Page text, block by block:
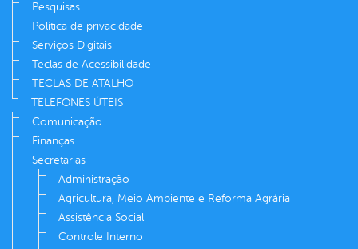
Pesquisas
Política de privacidade
Serviços Digitais
Teclas de Acessibilidade
TECLAS DE ATALHO
TELEFONES ÚTEIS
Comunicação
Finanças
Secretarias
Administração
Agricultura, Meio Ambiente e Reforma Agrária
Assistência Social
Controle Interno